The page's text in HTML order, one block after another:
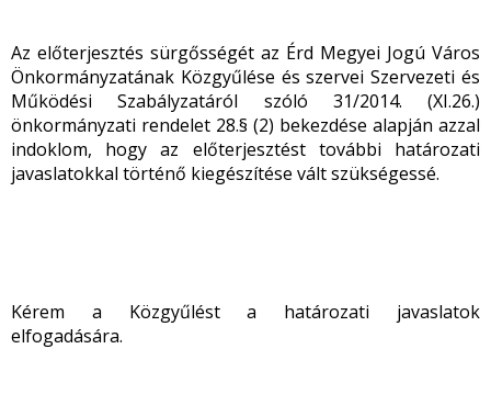
Az előterjesztés sürgősségét az Érd Megyei Jogú Város
Önkormányzatának Közgyűlése és szervei Szervezeti és
Működési Szabályzatáról szóló 31/2014. (XI.26.)
önkormányzati rendelet 28.§ (2) bekezdése alapján azzal
indoklom, hogy az előterjesztést további határozati
javaslatokkal történő kiegészítése vált szükségessé.
Kérem a Közgyűlést a határozati javaslatok
elfogadására.